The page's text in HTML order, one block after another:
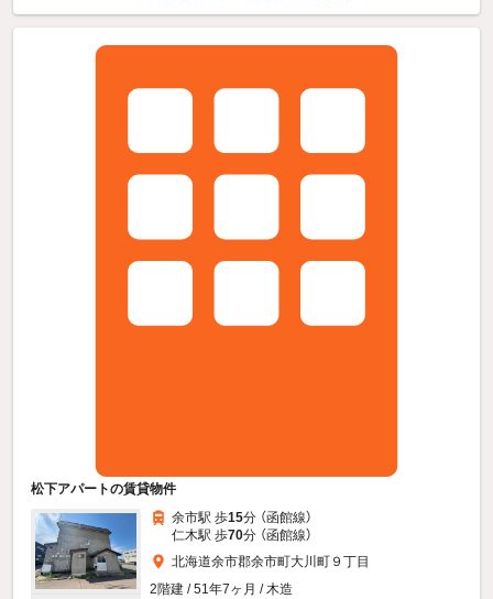
松下アパートの賃貸物件
余市駅 歩15分 （函館線）
仁木駅 歩70分 （函館線）
北海道余市郡余市町大川町９丁目
2階建 / 51年7ヶ月 / 木造